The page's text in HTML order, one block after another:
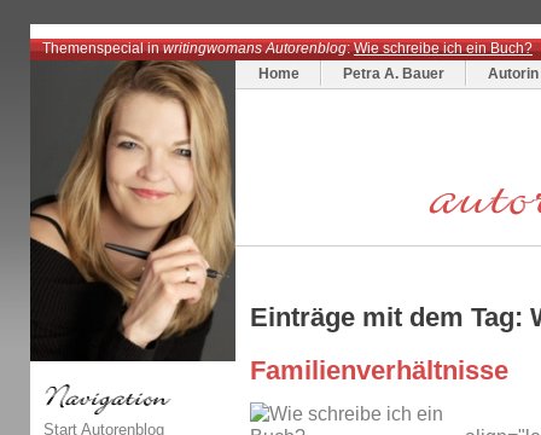
Themenspecial inwritingwomans Autorenblog:Wie schreibe ich ein Buch?
Home
Petra A. Bauer Autorin
Einträge mit dem Tag:
Familienverhältnisse
Start Autorenblog